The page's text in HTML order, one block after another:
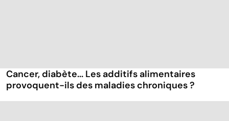
Cancer, diabète... Les additifs alimentaires
provoquent-ils des maladies chroniques ?